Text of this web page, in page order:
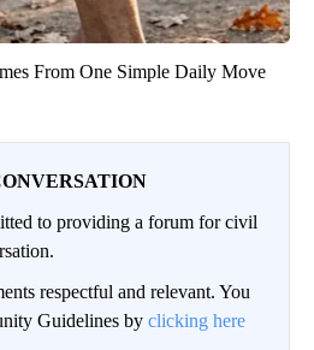
From One Simple Daily Move
to providing a forum for civil
respectful and relevant. You
Guidelines by clicking here